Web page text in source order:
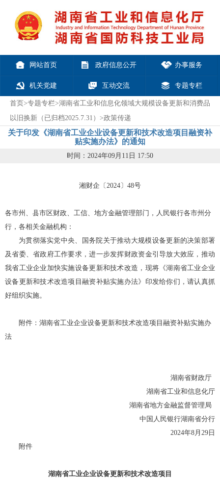
网站首页 政府信息公开 办事服务
机关党建 互动交流 专题专栏
首页 >专题专栏>湖南省工业和信息化领域大规模设备更新和消费品
以旧换新（已归档2025.7.31） >政策传递
关于印发《湖南省工业企业设备更新和技术改造项目融资补
贴实施办法》的通知
时间：2024年09月11日 17:50
湘财企〔2024〕 48号
各市州、县市区财政、工信、地方金融管理部门 ，人民银行各市州分
行 ，各相关金融机构 ：
为贯彻落实党中央、国务院关于推动大规模设备更新的决策部署
及省委、省政府工作要求，进一步发挥财政资金引导放大效应，推动
我省工业企业加快实施设备更新和技术改造，现将《湖南省工业企业
设备更新和技术改造项目融资补贴实施办法》印发给你们，请认真抓
好组织实施。
附件：湖南省工业企业设备更新和技术改造项目融资补贴实施办
法
湖南省财政厅
湖南省工业和信息化厅
湖南省地方金融监督管理局
中国人民银行湖南省分行
2024年8月 29 日
附件
湖南省工业企业设备更新和技术改造项目